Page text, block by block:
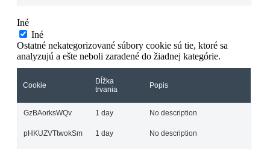
Iné
Iné
Ostatné nekategorizované súbory cookie sú tie, ktoré sa
analyzujú a ešte neboli zaradené do žiadnej kategórie.
Cookie
Dĺžka
trvania
Popis
GzBAorksWQv 1 day No description
pHKUZVTtwokSm 1 day No description